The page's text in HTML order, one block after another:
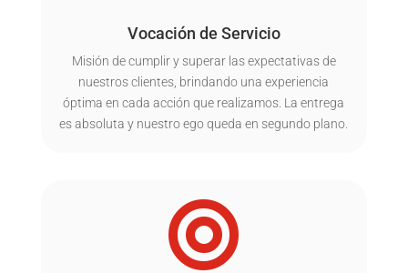
Vocación de Servicio
Misión de cumplir y superar las expectativas de
nuestros clientes, brindando una experiencia
óptima en cada acción que realizamos. La entrega
es absoluta y nuestro ego queda en segundo plano.
